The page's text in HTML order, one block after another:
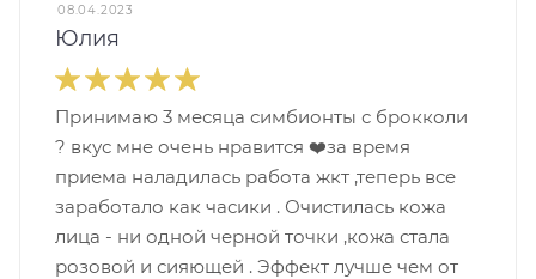
08.04.2023
Юлия
Принимаю 3 месяца симбионты с брокколи
? вкус мне очень нравится ❤️за время
приема наладилась работа жкт ,теперь все
заработало как часики . Очистилась кожа
лица - ни одной черной точки ,кожа стала
розовой и сияющей . Эффект лучше чем от